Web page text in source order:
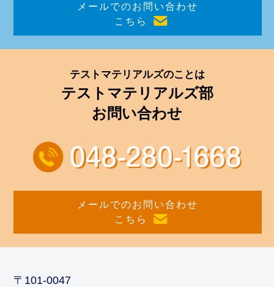
メールでのお問い合わせ
こちら
テストマテリアルズのことは
テストマテリアルズ部
お問い合わせ
メールでのお問い合わせ
こちら
〒101-0047